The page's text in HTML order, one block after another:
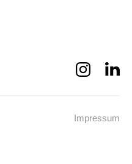
Impressum